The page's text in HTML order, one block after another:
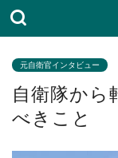
元自衛官インタビュー
自衛隊から
べきこと